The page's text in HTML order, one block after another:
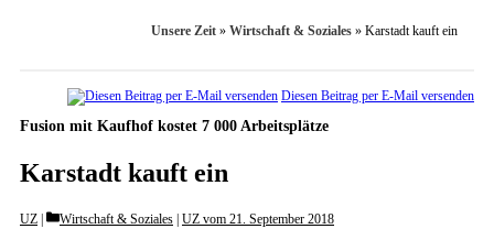
Unsere Zeit » Wirtschaft & Soziales » Karstadt kauft ein
Diesen Beitrag per E-Mail versenden
Fusion mit Kaufhof kostet 7 000 Arbeitsplätze
Karstadt kauft ein
UZ Categories
Wirtschaft & Soziales UZ vom 21. September 2018